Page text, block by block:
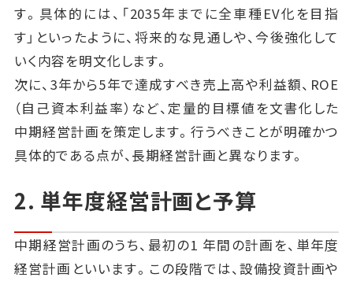
す。具体的には、「2035年までに全車種EV化を目指
す」といったように、将来的な見通しや、今後強化して
いく内容を明文化します。
次に、3年から5年で達成すべき売上高や利益額、ROE
（自己資本利益率）など、定量的目標値を文書化した
中期経営計画を策定します。行うべきことが明確かつ
具体的である点が、長期経営計画と異なります。
2. 単年度経営計画と予算
中期経営計画のうち、最初の1 年間の計画を、単年度
経営計画といいます。この段階では、設備投資計画や